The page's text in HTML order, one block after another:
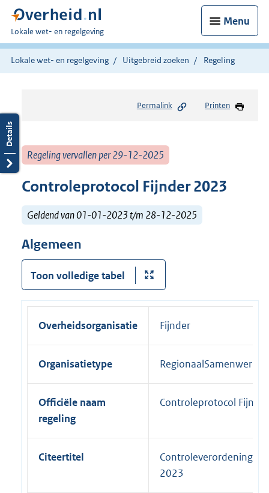
Menu
U
bent
hier:
Lokale wet- en regelgeving
Lokale wet- en regelgeving Uitgebreid zoeken Regeling
Permalink Printen
Regeling vervallen per 29-12-2025
Controleprotocol Fijnder 2023
Geldend van 01-01-2023 t/m 28-12-2025
Algemeen
Toon volledige tabel
Overheidsorganisatie Fijnder
Organisatietype
Officiële naam
regeling
Controleprotocol
Citeertitel
Controleverordening
2023